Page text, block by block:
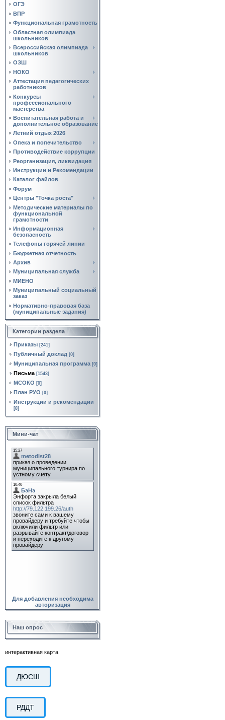
ОГЭ
ВПР
Функциональная грамотность
Областная олимпиада
школьников
Всероссийская олимпиада
школьников
ОЗШ
НОКО
Аттестация педагогических
работников
Конкурсы
профессионального
мастерства
Воспитательная работа и
дополнительное образование
Летний отдых 2026
Опека и попечительство
Противодействие коррупции
Реорганизация, ликвидация
Инструкции и Рекомендации
Каталог файлов
Форум
Центры "Точка роста"
Методические материалы по
функциональной
грамотности
Информационная
безопасность
Телефоны горячей линии
Бюджетная отчетность
Архив
Муниципальная служба
МИЕНО
Муниципальный социальный
заказ
Нормативно‑правовая база
(муниципальные задания)
Категории раздела
Приказы [241]
Публичный доклад [0]
Муниципальная программа [0]
Письма [1543]
МСОКО [0]
План РУО [0]
Инструкции и рекомендации
[8]
Мини-чат
Для добавления необходима
авторизация
Наш опрос
интерактивная карта
ДЮСШ
РДДТ